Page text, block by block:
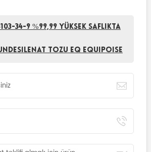
34-9 %99,99 yüksek saflıkta
tozu EQ Equipoise